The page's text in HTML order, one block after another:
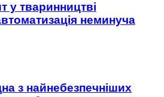
у тваринництві
неминуча
з найнебезпечніших